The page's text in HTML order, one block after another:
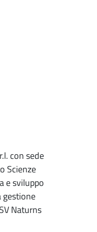
con sede
Scienze
e sviluppo
gestione
Naturns